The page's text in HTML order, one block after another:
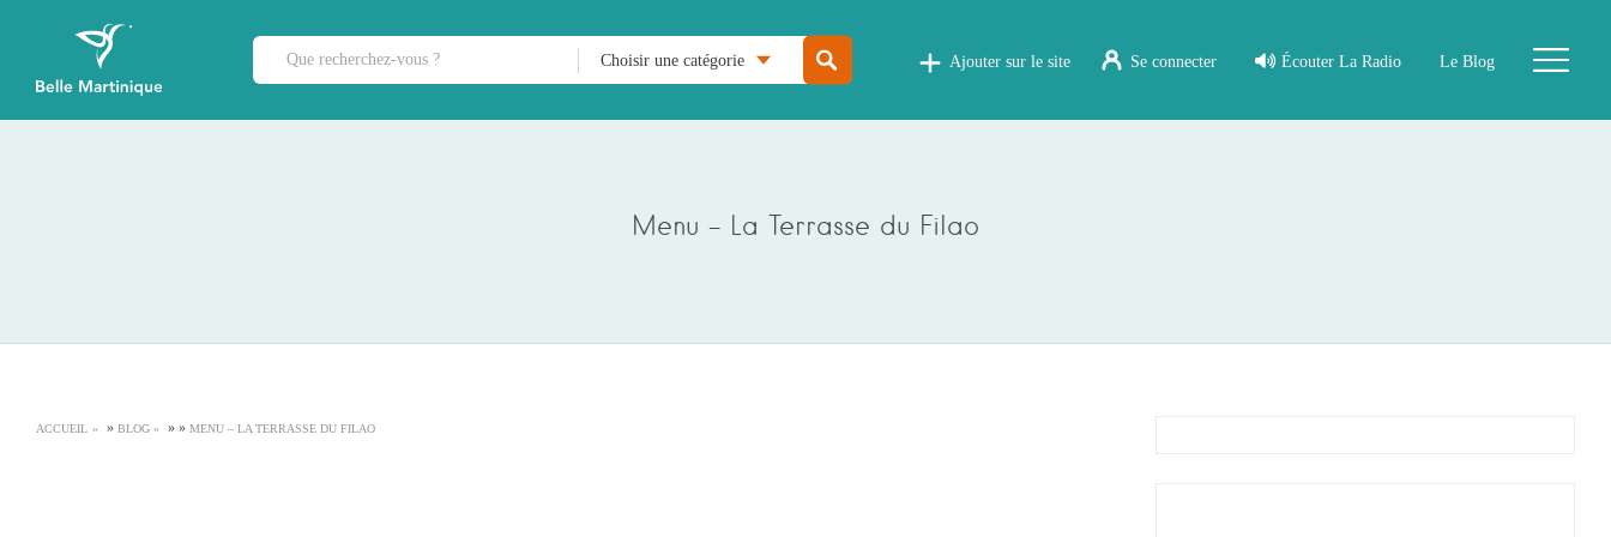
Choisir une catégorie Ajouter sur le site Se connecter Écouter La Radio Le Blog
Menu – La Terrasse du Filao
ACCUEIL » BLOG » » MENU – LA TERRASSE DU FILAO